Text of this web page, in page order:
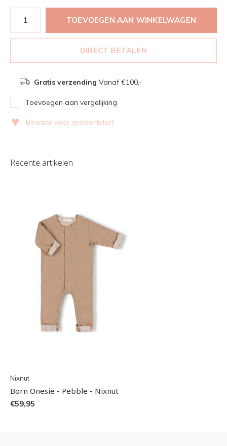
TOEVOEGEN AAN WINKELWAGEN
DIRECT BETALEN
Gratis verzending Vanaf €100,-
Toevoegen aan vergelijking
♥ Bewaar voor geboortelijst
Recente artikelen
Nixnut
Born Onesie - Pebble - Nixnut
€59,95